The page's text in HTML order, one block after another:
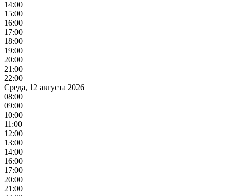
14:00
15:00
16:00
17:00
18:00
19:00
20:00
21:00
22:00
Среда, 12 августа 2026
08:00
09:00
10:00
11:00
12:00
13:00
14:00
16:00
17:00
20:00
21:00